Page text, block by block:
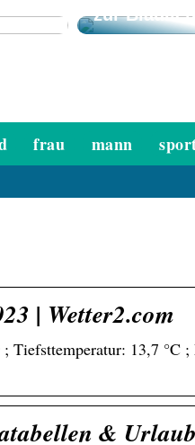
zur
frau mann
| Wetter2.com
13,7 °C
&